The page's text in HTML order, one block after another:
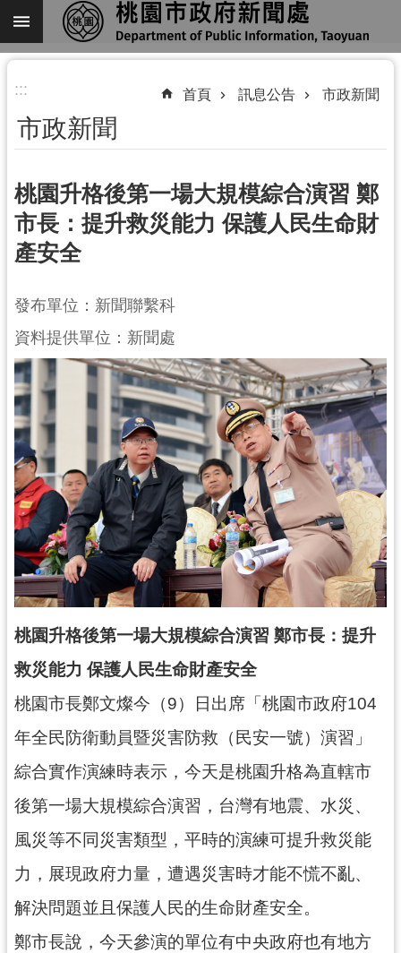
跳到主要內容區塊
進
搜
尋
關
於
們
機
關
通
訊
錄
業
務
資
訊
訊
息
公
告
便
民
服
政
府
資
公
開
回
首
::: 首頁 訊息公告 市政新聞
市政新聞
桃園升格後第一場大規模綜合演習 鄭
市長：提升救災能力 保護人民生命財
產安全
發布單位：新聞聯繫科
資料提供單位：新聞處
桃園升格後第一場大規模綜合演習 鄭市長：提升
救災能力 保護人民生命財產安全
桃園市長鄭文燦今（9）日出席「桃園市政府104
年全民防衛動員暨災害防救（民安一號）演習」
綜合實作演練時表示，今天是桃園升格為直轄市
後第一場大規模綜合演習，台灣有地震、水災、
風災等不同災害類型，平時的演練可提升救災能
力，展現政府力量，遭遇災害時才能不慌不亂、
解決問題並且保護人民的生命財產安全。
鄭市長說，今天參演的單位有中央政府也有地方